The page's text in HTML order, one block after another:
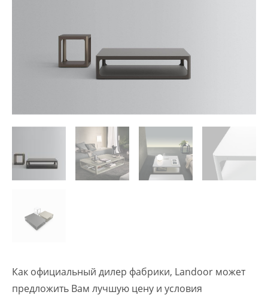
Как официальный дилер фабрики, Landoor может
предложить Вам лучшую цену и условия